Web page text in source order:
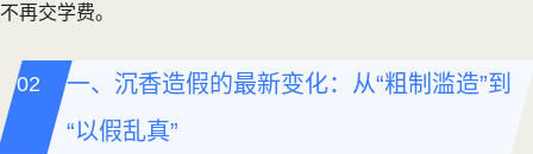
不再交学费。
一、沉香造假的最新变化：从“粗制滥造”到
“以假乱真”